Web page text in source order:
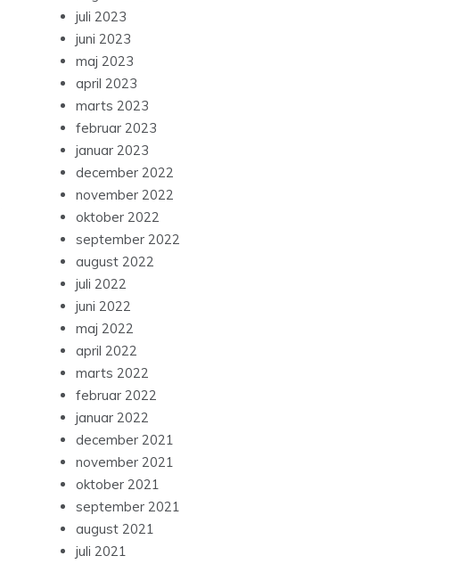
juli 2023
juni 2023
maj 2023
april 2023
marts 2023
februar 2023
januar 2023
december 2022
november 2022
oktober 2022
september 2022
august 2022
juli 2022
juni 2022
maj 2022
april 2022
marts 2022
februar 2022
januar 2022
december 2021
november 2021
oktober 2021
september 2021
august 2021
juli 2021